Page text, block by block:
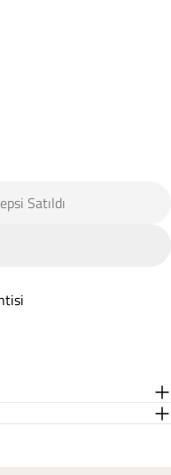
Için Miktarı Azaltın
Lacivert Için Miktarı
Satıldı